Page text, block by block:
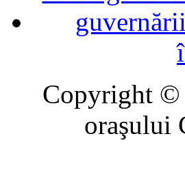
Copyright ©
oraşului